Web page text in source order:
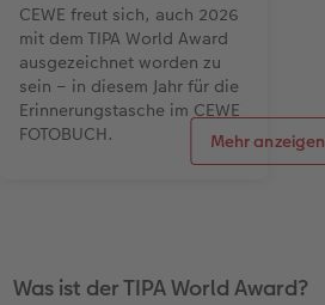
CEWE freut sich, auch 2026
mit dem TIPA World Award
ausgezeichnet worden zu
sein – in diesem Jahr für die
Erinnerungstasche im CEWE
FOTOBUCH.
Mehr anzeigen
Was ist der TIPA World Award?